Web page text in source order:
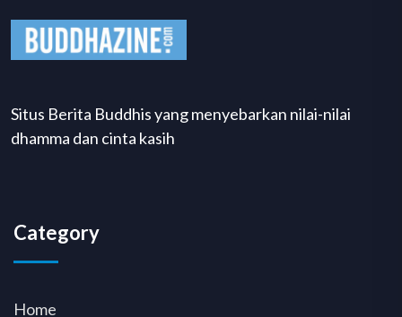
Situs Berita Buddhis yang menyebarkan nilai-nilai
dhamma dan cinta kasih
Category
Home